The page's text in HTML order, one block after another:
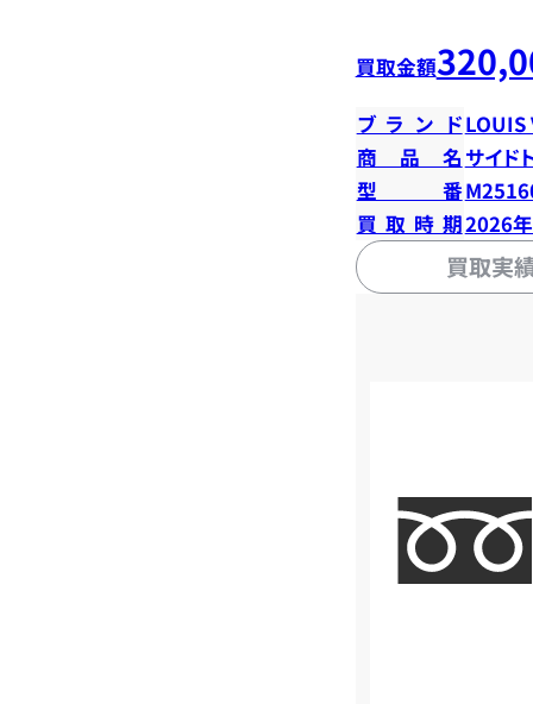
買取金額
ブランドLOUIS
商品名 サイド
型番
買取時期2026
買取実